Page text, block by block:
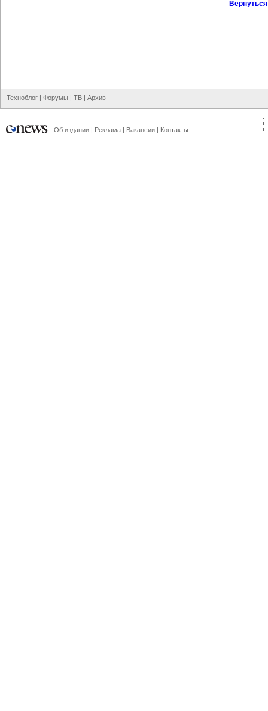
Техноблог | Форумы | ТВ | Архив
Об издании | Реклама | Вакансии | Контакты